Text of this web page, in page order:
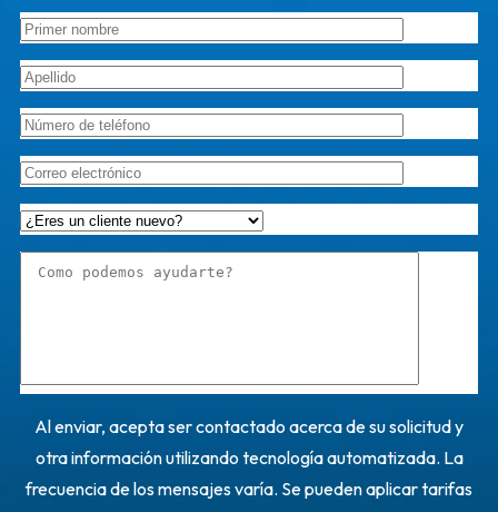
Al enviar, acepta ser contactado acerca de su solicitud y
otra información utilizando tecnología automatizada. La
frecuencia de los mensajes varía. Se pueden aplicar tarifas